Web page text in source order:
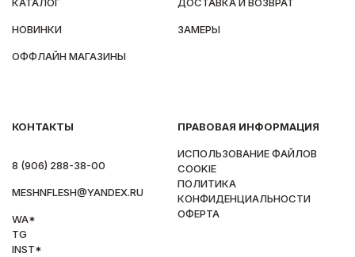
КАТАЛОГ
НОВИНКИ
ОФФЛАЙН МАГАЗИНЫ
ДОСТАВКА И ВОЗВРАТ
ЗАМЕРЫ
КОНТАКТЫ
8 (906) 288-38-00
MESHNFLESH@YANDEX.RU
WA*
TG
INST*
ПРАВОВАЯ ИНФОРМАЦИЯ
ИСПОЛЬЗОВАНИЕ ФАЙЛОВ
COOKIE
ПОЛИТИКА
КОНФИДЕНЦИАЛЬНОСТИ
ОФЕРТА